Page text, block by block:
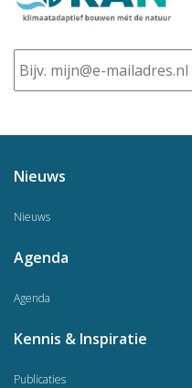
E-
mailadres
Nieuws
Nieuws
Agenda
Agenda
Kennis & Inspiratie
Publicaties